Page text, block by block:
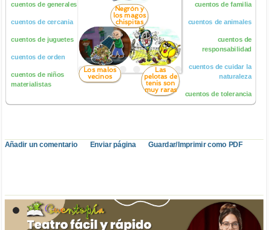
cuentos de generales
cuentos de cercania
cuentos de juguetes
cuentos de orden
cuentos de niños
materialistas
Negrón y
los magos
chispitas
Las
pelotas de
tenis son
muy raras
Los malos
vecinos
cuentos de familia
cuentos de animales
cuentos de
responsabilidad
cuentos de cuidar la
naturaleza
cuentos de tolerancia
Añadir un comentario Enviar página Guardar/Imprimir como PDF